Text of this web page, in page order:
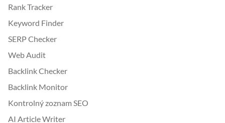
Rank Tracker
Keyword Finder
SERP Checker
Web Audit
Backlink Checker
Backlink Monitor
Kontrolný zoznam SEO
AI Article Writer